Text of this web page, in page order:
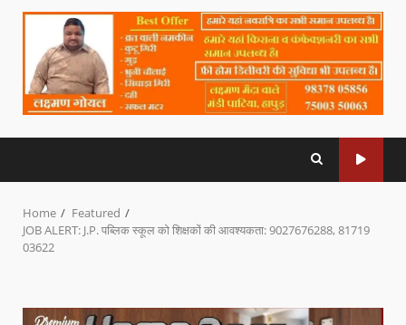
Home
Featured
JOB ALERT: J.P. पब्लिक स्कूल को शिक्षकों की आवश्यकता: 9027676288, 81719
03622